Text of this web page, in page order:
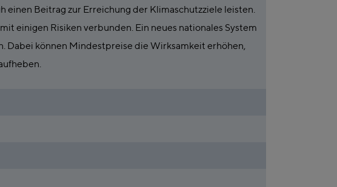
Beitrag zur Erreichung der Klimaschutzziele leisten.
einigen Risiken verbunden. Ein neues nationales System
Dabei können Mindestpreise die Wirksamkeit erhöhen,